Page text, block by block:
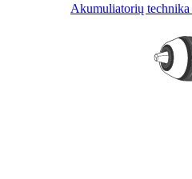
Akumuliatorių technika